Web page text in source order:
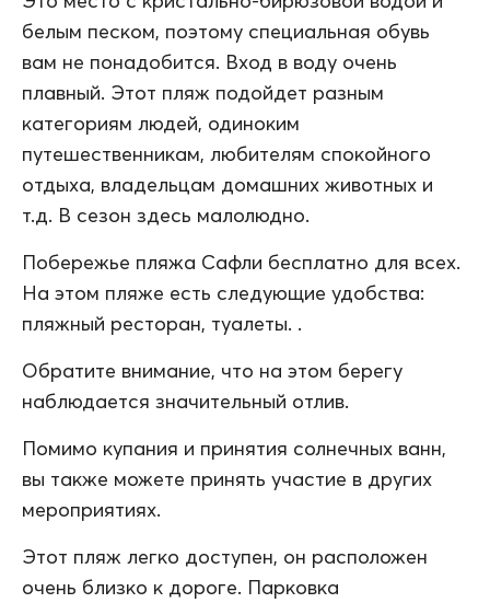
белым песком, поэтому специальная обувь
вам не понадобится. Вход в воду очень
плавный. Этот пляж подойдет разным
категориям людей, одиноким
путешественникам, любителям спокойного
отдыха, владельцам домашних животных и
т.д. В сезон здесь малолюдно.
Побережье пляжа Сафли бесплатно для всех.
На этом пляже есть следующие удобства:
пляжный ресторан, туалеты. .
Обратите внимание, что на этом берегу
наблюдается значительный отлив.
Помимо купания и принятия солнечных ванн,
вы также можете принять участие в других
мероприятиях.
Этот пляж легко доступен, он расположен
очень близко к дороге. Парковка